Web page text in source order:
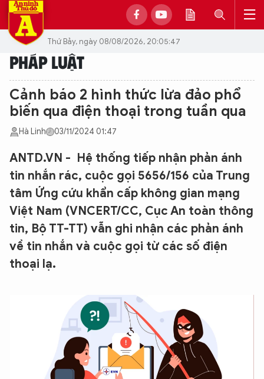
Thứ Bảy, ngày 08/08/2026, 20:05:47
PHÁP LUẬT
Cảnh báo 2 hình thức lừa đảo phổ
biến qua điện thoại trong tuần qua
Hà Linh 03/11/2024 01:47
ANTD.VN - Hệ thống tiếp nhận phản ánh
tin nhắn rác, cuộc gọi 5656/156 của Trung
tâm Ứng cứu khẩn cấp không gian mạng
Việt Nam (VNCERT/CC, Cục An toàn thông
tin, Bộ TT-TT) vẫn ghi nhận các phản ánh
về tin nhắn và cuộc gọi từ các số điện
thoại lạ.